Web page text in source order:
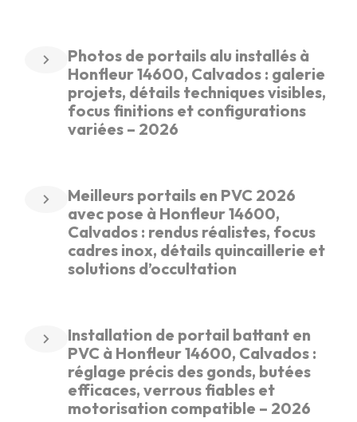
Photos de portails alu installés à
Honfleur 14600, Calvados : galerie
projets, détails techniques visibles,
focus finitions et configurations
variées – 2026
Meilleurs portails en PVC 2026
avec pose à Honfleur 14600,
Calvados : rendus réalistes, focus
cadres inox, détails quincaillerie et
solutions d’occultation
Installation de portail battant en
PVC à Honfleur 14600, Calvados :
réglage précis des gonds, butées
efficaces, verrous fiables et
motorisation compatible – 2026